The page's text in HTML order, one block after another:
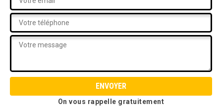
On vous rappelle gratuitement